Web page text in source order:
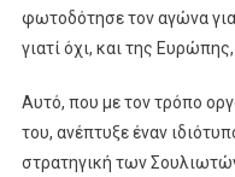
φωτοδότησε τον αγώνα
γιατί όχι, και της Ευρώπης,
Αυτό, που με τον τρόπο
του, ανέπτυξε έναν
στρατηγική των